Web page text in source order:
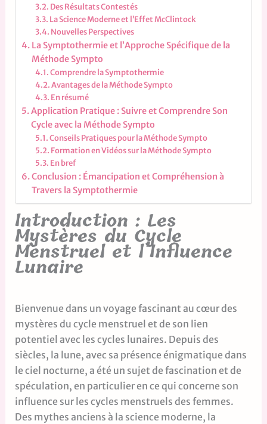
Des Résultats Contestés
La Science Moderne et l’Effet McClintock
Nouvelles Perspectives
La Symptothermie et l’Approche Spécifique de la
Méthode Sympto
Comprendre la Symptothermie
Avantages de la Méthode Sympto
En résumé
Application Pratique : Suivre et Comprendre Son
Cycle avec la Méthode Sympto
Conseils Pratiques pour la Méthode Sympto
Formation en Vidéos sur la Méthode Sympto
En bref
Conclusion : Émancipation et Compréhension à
Travers la Symptothermie
Introduction : Les
Mystères du Cycle
Menstruel et l’Influence
Lunaire
Bienvenue dans un voyage fascinant au cœur des
mystères du cycle menstruel et de son lien
potentiel avec les cycles lunaires. Depuis des
siècles, la lune, avec sa présence énigmatique dans
le ciel nocturne, a été un sujet de fascination et de
spéculation, en particulier en ce qui concerne son
influence sur les cycles menstruels des femmes.
Des mythes anciens à la science moderne, la